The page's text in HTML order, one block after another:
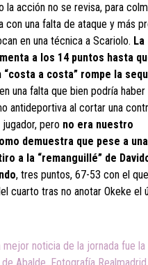
la acción no se revisa, para
con una falta de ataque y más
en una técnica a Scariolo. La
a los 14 puntos hasta
“costa a costa” rompe la
una falta que bien podría haber
antideportiva al cortar una
pero no era nuestro
demuestra que pese a
a la “remanguillé” de
, tres puntos, 67-53 con el
cuarto tras no anotar Okeke el